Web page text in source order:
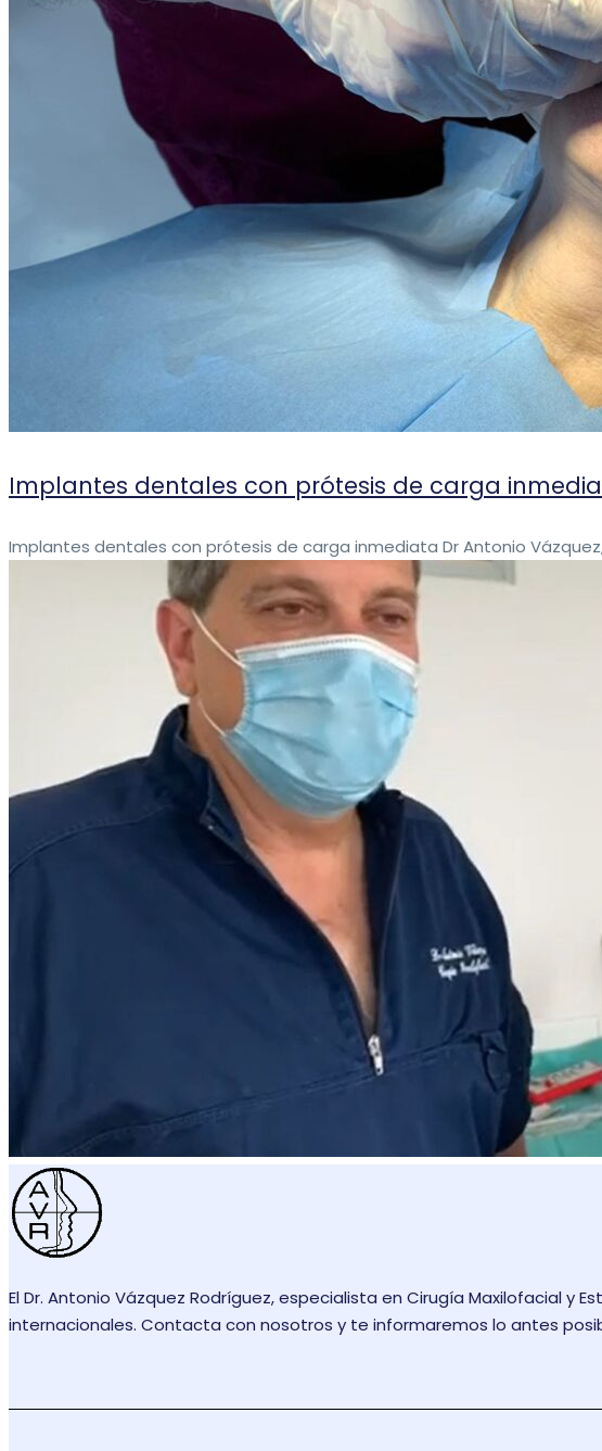
Implantes dentales con prótesis de carga
Implantes dentales con prótesis de carga inmediata Dr Antonio Vázquez,
El Dr. Antonio Vázquez Rodríguez, especialista en Cirugía Maxilofacial
internacionales. Contacta con nosotros y te informaremos lo antes